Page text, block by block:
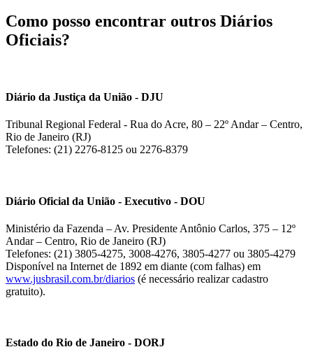
Como posso encontrar outros Diários
Oficiais?
Diário da Justiça da União - DJU
Tribunal Regional Federal - Rua do Acre, 80 – 22º Andar – Centro,
Rio de Janeiro (RJ)
Telefones: (21) 2276-8125 ou 2276-8379
Diário Oficial da União - Executivo - DOU
Ministério da Fazenda – Av. Presidente Antônio Carlos, 375 – 12º
Andar – Centro, Rio de Janeiro (RJ)
Telefones: (21) 3805-4275, 3008-4276, 3805-4277 ou 3805-4279
Disponível na Internet de 1892 em diante (com falhas) em
www.jusbrasil.com.br/diarios (é necessário realizar cadastro
gratuito).
Estado do Rio de Janeiro - DORJ